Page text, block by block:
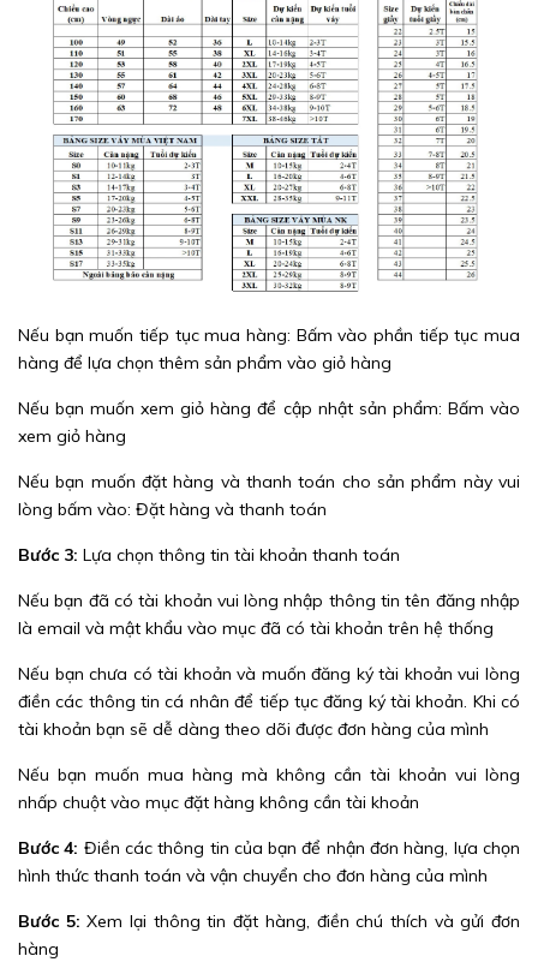
Nếu bạn muốn tiếp tục mua hàng: Bấm vào phần tiếp tục mua
hàng để lựa chọn thêm sản phẩm vào giỏ hàng
Nếu bạn muốn xem giỏ hàng để cập nhật sản phẩm: Bấm vào
xem giỏ hàng
Nếu bạn muốn đặt hàng và thanh toán cho sản phẩm này vui
lòng bấm vào: Đặt hàng và thanh toán
Bước 3: Lựa chọn thông tin tài khoản thanh toán
Nếu bạn đã có tài khoản vui lòng nhập thông tin tên đăng nhập
là email và mật khẩu vào mục đã có tài khoản trên hệ thống
Nếu bạn chưa có tài khoản và muốn đăng ký tài khoản vui lòng
điền các thông tin cá nhân để tiếp tục đăng ký tài khoản. Khi có
tài khoản bạn sẽ dễ dàng theo dõi được đơn hàng của mình
Nếu bạn muốn mua hàng mà không cần tài khoản vui lòng
nhấp chuột vào mục đặt hàng không cần tài khoản
Bước 4: Điền các thông tin của bạn để nhận đơn hàng, lựa chọn
hình thức thanh toán và vận chuyển cho đơn hàng của mình
Bước 5: Xem lại thông tin đặt hàng, điền chú thích và gửi đơn
hàng